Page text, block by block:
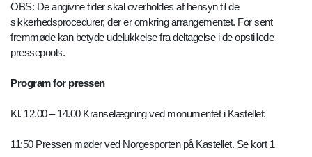
OBS: De angivne tider skal overholdes af hensyn til de
sikkerhedsprocedurer, der er omkring arrangementet. For sent
fremmøde kan betyde udelukkelse fra deltagelse i de opstillede
pressepools.
Program for pressen
Kl. 12.00 – 14.00 Kranselægning ved monumentet i Kastellet:
11:50 Pressen møder ved Norgesporten på Kastellet. Se kort 1